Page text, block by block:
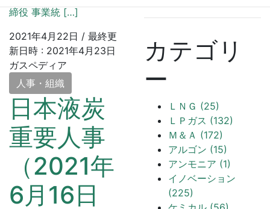
締役 事業統 […]
2021年4月22日 / 最終更
新日時 : 2021年4月23日
ガスペディア
人事・組織
日本液炭
重要人事
（2021年
6月16日
カテゴリ
ー
ＬＮＧ (25)
ＬＰガス (132)
Ｍ＆Ａ (172)
アルゴン (15)
アンモニア (1)
イノベーション
(225)